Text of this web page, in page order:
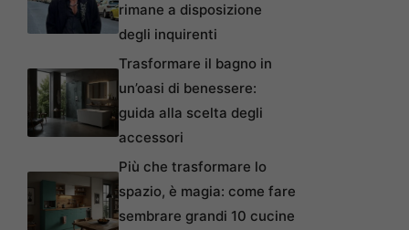
rimane a disposizione
degli inquirenti
Trasformare il bagno in
un’oasi di benessere:
guida alla scelta degli
accessori
Più che trasformare lo
spazio, è magia: come fare
sembrare grandi 10 cucine